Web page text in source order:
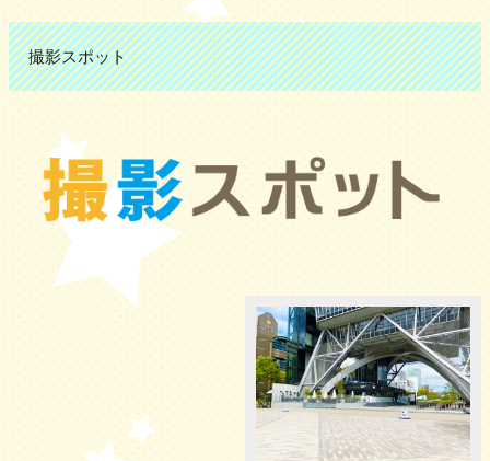
撮影スポット